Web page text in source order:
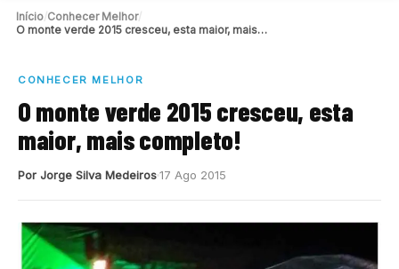
Início Conhecer Melhor/
O monte verde 2015 cresceu, esta maior, mais…
CONHECER MELHOR
O monte verde 2015 cresceu, esta
maior, mais completo!
Por Jorge Silva Medeiros17 Ago 2015